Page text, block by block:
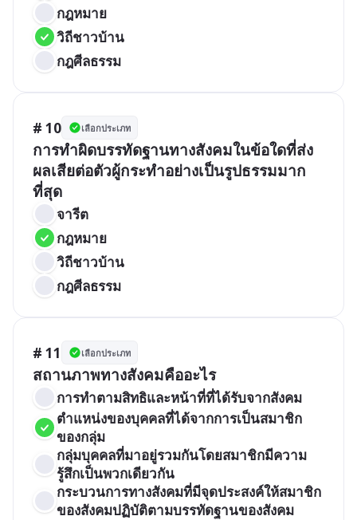
กฎหมาย
วิถีชาวบ้าน
กฎศีลธรรม
# 10 เลือกประเภท
การทำผิดบรรทัดฐานทางสังคมในข้อใดที่ส่ง
ผลเสียต่อตัวผู้กระทำอย่างเป็นรูปธรรมมาก
ที่สุด
จารีต
กฎหมาย
วิถีชาวบ้าน
กฎศีลธรรม
# 11 เลือกประเภท
สถานภาพทางสังคมคืออะไร
การทำตามสิทธิและหน้าที่ที่ได้รับจากสังคม
ตำแหน่งของบุคคลที่ได้จากการเป็นสมาชิก
ของกลุ่ม
กลุ่มบุคคลที่มาอยู่รวมกันโดยสมาชิกมีความ
รู้สึกเป็นพวกเดียวกัน
กระบวนการทางสังคมที่มีจุดประสงค์ให้สมาชิก
ของสังคมปฏิบัติตามบรรทัดฐานของสังคม